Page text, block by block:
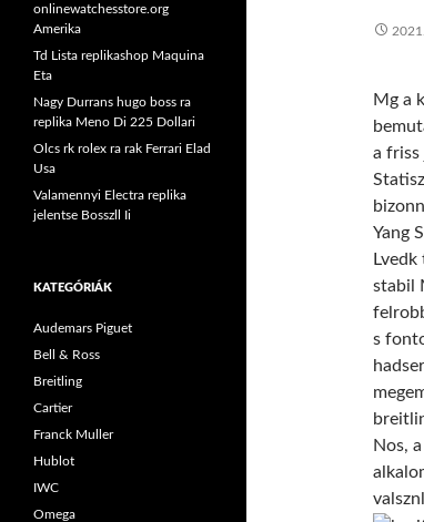
Mg a
a friss
Yang
stabil
s
Nos,
onlinewatchesstore.org
Amerika
Td Lista replikashop Maquina
Eta
Nagy Durrans hugo boss ra
replika Meno Di 225 Dollari
Olcs rk rolex ra rak Ferrari Elad
Usa
Valamennyi Electra replika
jelentse Bosszll Ii
KATEGÓRIÁK
Audemars Piguet
Bell & Ross
Breitling
Cartier
Franck Muller
Hublot
IWC
Omega